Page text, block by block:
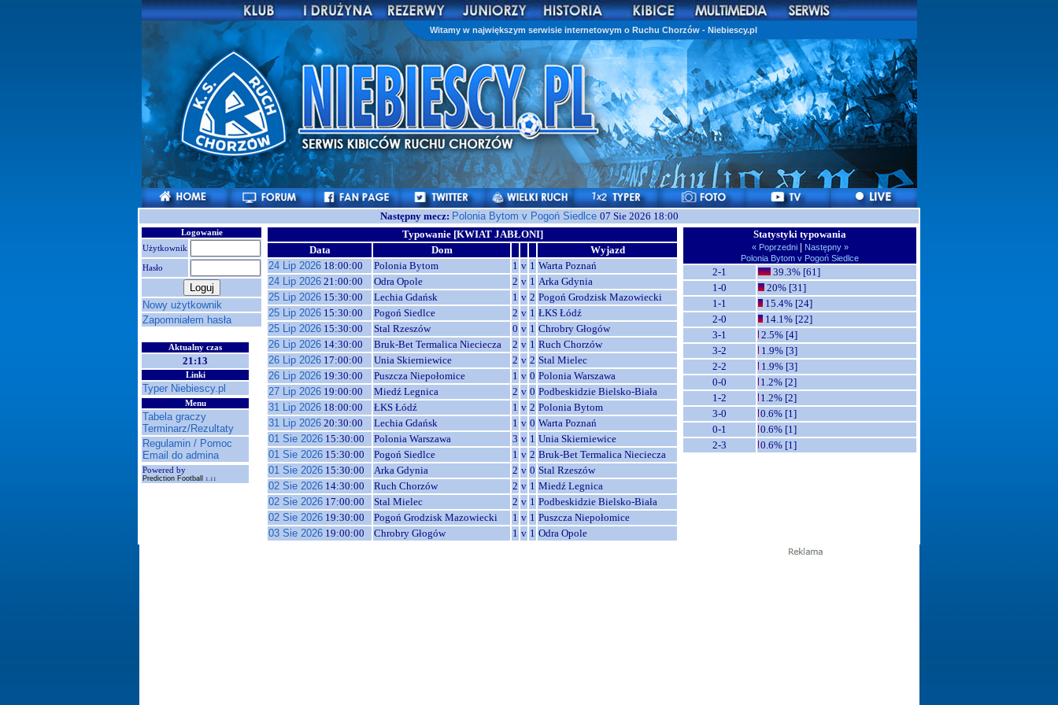
Witamy w największym serwisie internetowym o Ruchu Chorzów - Niebiescy.pl
Następny mecz: Polonia Bytom v Pogoń Siedlce 07 Sie 2026 18:00
Logowanie
Użytkownik
Hasło
Nowy użytkownik
Zapomniałem hasła
Aktualny czas
21:13
Linki
Typer Niebiescy.pl
Menu
Tabela graczy
Terminarz/Rezultaty
Regulamin / Pomoc
Email do admina
Powered by
Prediction Football 1.11
Typowanie [KWIAT JABŁONI]
Data
Dom
Wyjazd
24 Lip 2026 18:00:00 Polonia Bytom 1 v 1 Warta Poznań
24 Lip 2026 21:00:00 Odra Opole 2 v 1 Arka Gdynia
25 Lip 2026 15:30:00 Lechia Gdańsk 1 v 2 Pogoń Grodzisk Mazowiecki
25 Lip 2026 15:30:00 Pogoń Siedlce 2 v 1 ŁKS Łódź
25 Lip 2026 15:30:00 Stal Rzeszów 0 v 1 Chrobry Głogów
26 Lip 2026 14:30:00 Bruk-Bet Termalica Nieciecza 2 v 1 Ruch Chorzów
26 Lip 2026 17:00:00 Unia Skierniewice 2 v 2 Stal Mielec
26 Lip 2026 19:30:00 Puszcza Niepołomice 1 v 0 Polonia Warszawa
27 Lip 2026 19:00:00 Miedź Legnica 2 v 0 Podbeskidzie Bielsko-Biała
31 Lip 2026 18:00:00 ŁKS Łódź 1 v 2 Polonia Bytom
31 Lip 2026 20:30:00 Lechia Gdańsk 1 v 0 Warta Poznań
01 Sie 2026 15:30:00 Polonia Warszawa 3 v 1 Unia Skierniewice
01 Sie 2026 15:30:00 Pogoń Siedlce 1 v 2 Bruk-Bet Termalica Nieciecza
01 Sie 2026 15:30:00 Arka Gdynia 2 v 0 Stal Rzeszów
02 Sie 2026 14:30:00 Ruch Chorzów 2 v 1 Miedź Legnica
02 Sie 2026 17:00:00 Stal Mielec 2 v 1 Podbeskidzie Bielsko-Biała
02 Sie 2026 19:30:00 Pogoń Grodzisk Mazowiecki 1 v 1 Puszcza Niepołomice
03 Sie 2026 19:00:00 Chrobry Głogów 1 v 1 Odra Opole
Statystyki typowania
« Poprzedni | Następny »
Polonia Bytom v Pogoń Siedlce
2-1
39.3% [61]
1-0
20% [31]
1-1
15.4% [24]
2-0
14.1% [22]
3-1
2.5% [4]
3-2
1.9% [3]
2-2
1.9% [3]
0-0
1.2% [2]
1-2
1.2% [2]
3-0
0.6% [1]
0-1
0.6% [1]
2-3
0.6% [1]